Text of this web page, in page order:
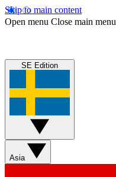
Skip to main content
Open menu Close main menu
SE Edition
Asia